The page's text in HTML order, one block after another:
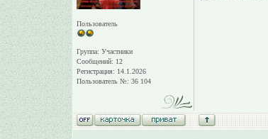
Пользователь
Группа: Участники
Сообщений: 12
Регистрация: 14.1.2026
Пользователь №: 36 104